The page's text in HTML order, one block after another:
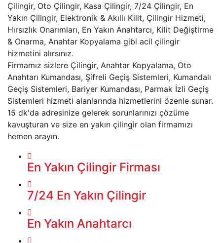
Çilingir, Oto Çilingir, Kasa Çilingir, 7/24 Çilingir, En
Yakın Çilingir, Elektronik & Akıllı Kilit, Çilingir Hizmeti,
Hırsızlık Onarımları, En Yakın Anahtarcı, Kilit Değiştirme
& Onarma, Anahtar Kopyalama gibi acil çilingir
hizmetini alırsınız.
Firmamız sizlere Çilingir, Anahtar Kopyalama, Oto
Anahtarı Kumandası, Şifreli Geçiş Sistemleri, Kumandalı
Geçiş Sistemleri, Bariyer Kumandası, Parmak İzli Geçiş
Sistemleri hizmeti alanlarında hizmetlerini özenle sunar.
15 dk'da adresinize gelerek sorunlarınızı çözüme
kavuşturan ve size en yakın çilingir olan firmamızı
hemen arayın.
En Yakın Çilingir Firması
7/24 En Yakın Çilingir
En Yakın Anahtarcı